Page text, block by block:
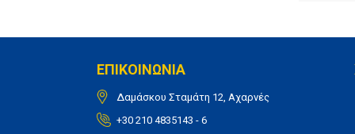
ΕΠΙΚΟΙΝΩΝΙΑ
Δαμάσκου Σταμάτη 12, Αχαρνές
+30 210 4835143 - 6